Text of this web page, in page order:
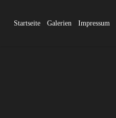
Startseite Galerien Impressum